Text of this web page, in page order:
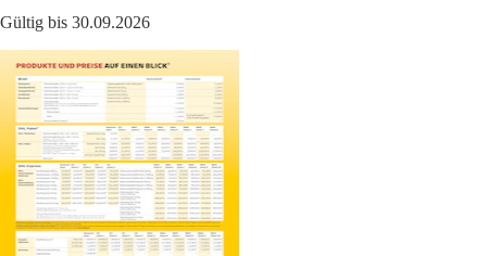
Gültig bis 30.09.2026